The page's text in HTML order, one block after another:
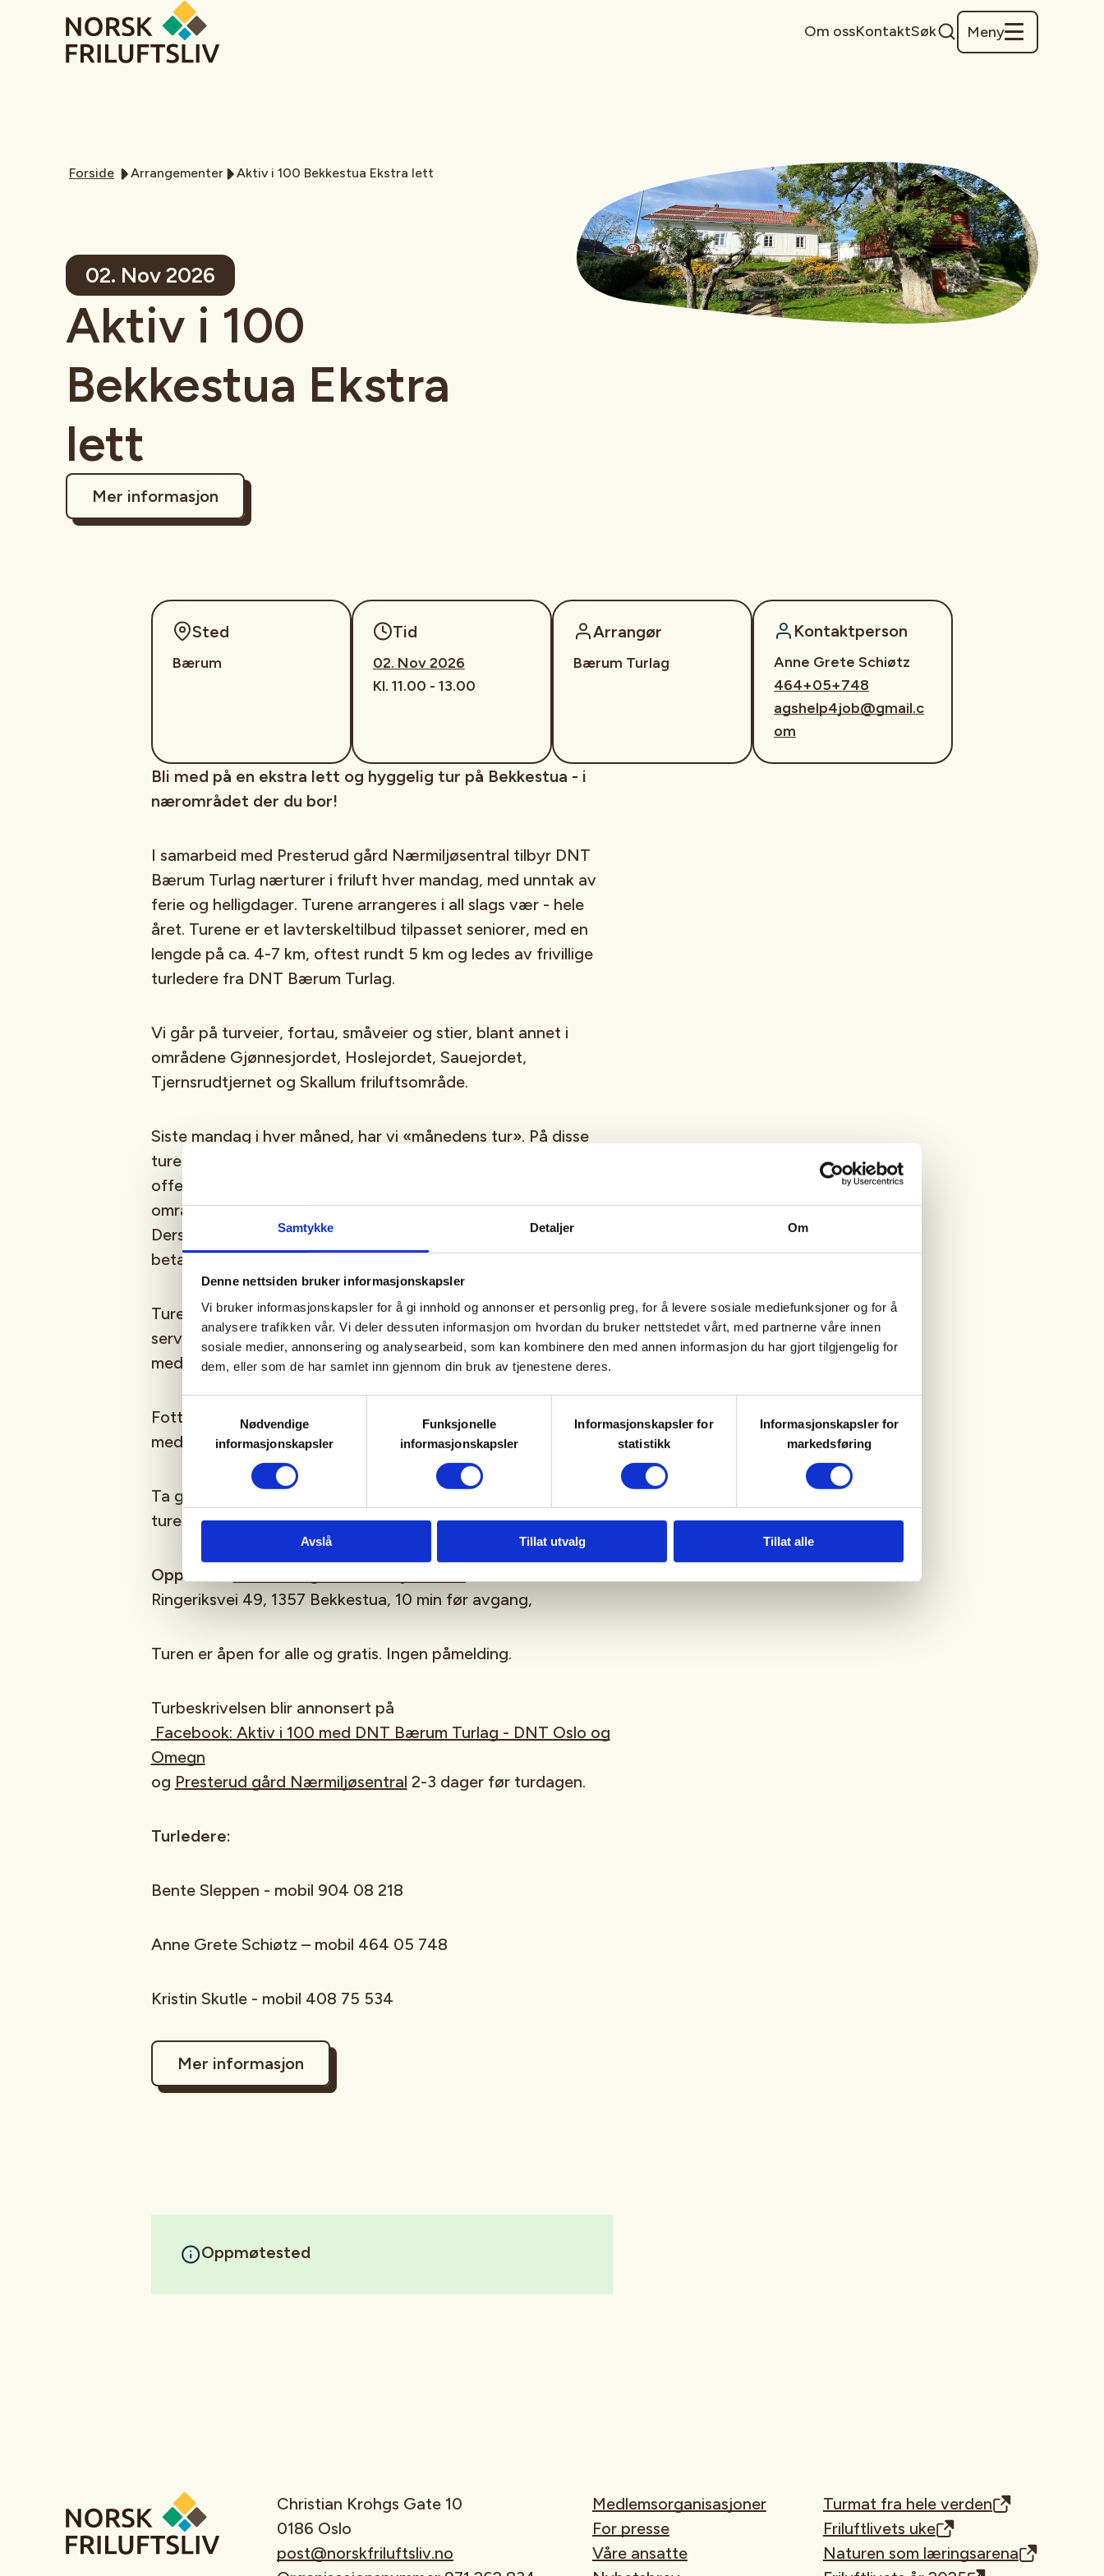
Samtykke Detaljer Om
Denne nettsiden bruker informasjonskapsler
Vi bruker informasjonskapsler for å gi innhold og annonser et personlig preg, for å levere sosiale mediefunksjoner og for å
analysere trafikken vår. Vi deler dessuten informasjon om hvordan du bruker nettstedet vårt, med partnerne våre innen
sosiale medier, annonsering og analysearbeid, som kan kombinere den med annen informasjon du har gjort tilgjengelig for
dem, eller som de har samlet inn gjennom din bruk av tjenestene deres.
Nødvendige
informasjonskapsler
Funksjonelle
informasjonskapsler
Informasjonskapsler for
statistikk
Informasjonskapsler for
markedsføring
Avslå Tillat utvalg Tillat alle
Om ossKontaktSøk Meny
Forside Arrangementer Aktiv i 100 Bekkestua Ekstra lett
02. Nov 2026
Aktiv i 100
Bekkestua Ekstra
lett
Mer informasjon
Sted
Bærum
Tid
02. Nov 2026
Kl. 11.00 - 13.00
Arrangør
Bærum Turlag
Kontaktperson
Anne Grete Schiøtz
464+05+748
agshelp4job@gmail.c
om
Bli med på en ekstra lett og hyggelig tur på Bekkestua - i
nærområdet der du bor!
I samarbeid med Presterud gård Nærmiljøsentral tilbyr DNT
Bærum Turlag nærturer i friluft hver mandag, med unntak av
ferie og helligdager. Turene arrangeres i all slags vær - hele
året. Turene er et lavterskeltilbud tilpasset seniorer, med en
lengde på ca. 4-7 km, oftest rundt 5 km og ledes av frivillige
turledere fra DNT Bærum Turlag.
Vi går på turveier, fortau, småveier og stier, blant annet i
områdene Gjønnesjordet, Hoslejordet, Sauejordet,
Tjernsrudtjernet og Skallum friluftsområde.
Siste mandag i hver måned, har vi «månedens tur». På disse
turene går vi gjerne litt lenger, ca. 6-7 km, og da kan vi også ta
offentlig transport fra Bekkestua eller Gjønnes for å komme til
områder vi ellers ikke går i. Turene er gratis og uten påmelding.
Dersom vi bruker offentlig kommunikasjon, må den enkelte
betale buss- eller T-banebillett selv.
Turene starter og avsluttes på Presterud gård, der det
serveres kaffe og te som deltakerne kan nyte sammen med
medbrakt matpakke etter endt tur.
Fottøy og klær tilpasset vær og føre er viktig. Ta med en sekk
med litt ekstra klær og matpakke.
Ta gjerne med deg en venn - det er alltid plass til en til på våre
turer. På Aktiv i 100 ekstra lett turene er vi 1 – 2 turledere.
Oppmøte
Ringeriksvei 49, 1357 Bekkestua, 10 min før avgang,
Turen er åpen for alle og gratis. Ingen påmelding.
Turbeskrivelsen blir annonsert på
Facebook: Aktiv i 100 med DNT Bærum Turlag - DNT Oslo og
Omegn
og Presterud gård Nærmiljøsentral 2-3 dager før turdagen.
Turledere:
Bente Sleppen - mobil 904 08 218
Anne Grete Schiøtz – mobil 464 05 748
Kristin Skutle - mobil 408 75 534
Mer informasjon
Oppmøtested
Christian Krohgs Gate 10
0186 Oslo
post@norskfriluftsliv.no
Medlemsorganisasjoner
For presse
Våre ansatte
Turmat fra hele verden
Friluftlivets uke
Naturen som læringsarena